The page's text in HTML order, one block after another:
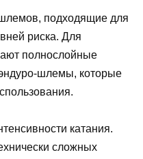
подходящие для
риска. Для
полнослойные
шлемы, которые
катания.
сложных